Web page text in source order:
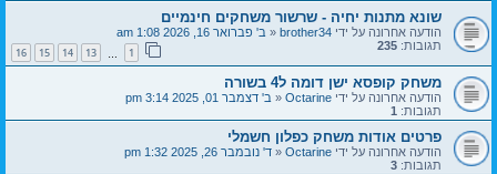
שונא מתנות יחיה - שרשור משחקים חינמיים
הודעה אחרונה על ידי brother34
«ב' פברואר 16, 2026 1:08 am
תגובות: 235
13
14
15
16
משחק קופסא ישן דומה ל4 בשורה
הודעה אחרונה על ידי Octarine
«ב' דצמבר 01, 2025 3:14 pm
תגובות: 1
פרטים אודות משחק כפלון חשמלי
הודעה אחרונה על ידי Octarine
«ד' נובמבר 26, 2025 1:32 pm
תגובות: 3